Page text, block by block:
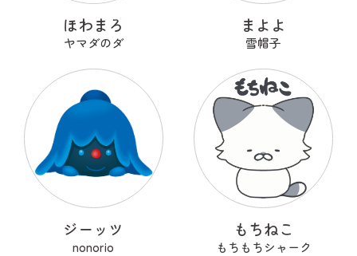
ほわまろ
ヤマダのダ
まよよ
雪帽子
ジーッツ
nonorio
もちねこ
もちもちシャーク